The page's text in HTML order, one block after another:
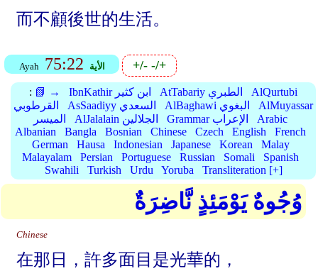
而不顧後世的生活。
Ayah 75:22 الأية +/--/+
: 📗 → IbnKathir ابن كثير AtTabariy الطبري
AlQurtubi
القرطوبي
AsSaadiyy السعدي AlBaghawi البغوي
AlMuyassar
الميسر
AlJalalain الجلالين Grammar الإعراب
Arabic
Albanian
Bangla Bosnian Chinese Czech English
French
German
Hausa Indonesian Japanese Korean
Malay
Malayalam
Persian Portuguese Russian Somali
Spanish
Swahili
Turkish Urdu Yoruba Transliteration [+]
وُجُوهٌ يَوْمَئِذٍ نَّاضِرَةٌ
Chinese
在那日，許多面目是光華的，